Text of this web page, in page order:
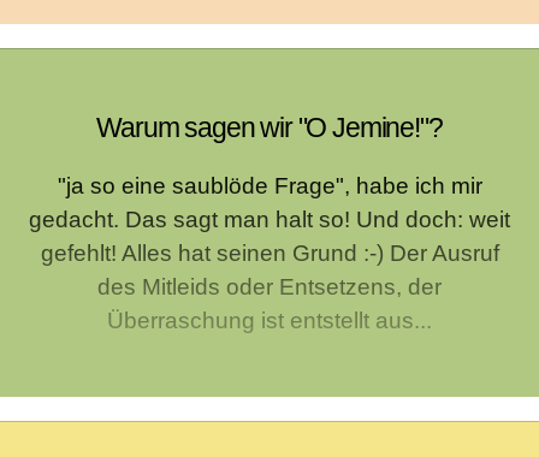
Warum sagen wir "O Jemine!"?
"ja so eine saublöde Frage", habe ich mir
gedacht. Das sagt man halt so! Und doch: weit
gefehlt! Alles hat seinen Grund :-) Der Ausruf
des Mitleids oder Entsetzens, der
Überraschung ist entstellt aus...